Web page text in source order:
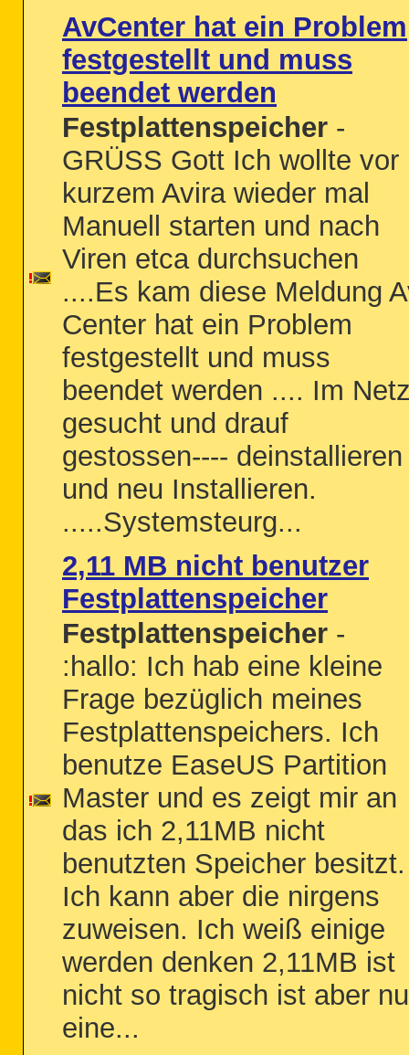
AvCenter hat ein Problem
festgestellt und muss
beendet werden
Festplattenspeicher -
GRÜSS Gott Ich wollte vor
kurzem Avira wieder mal
Manuell starten und nach
Viren etca durchsuchen
....Es kam diese Meldung
Center hat ein Problem
festgestellt und muss
beendet werden .... Im
gesucht und drauf
gestossen---- deinstallieren
und neu Installieren.
.....Systemsteurg...
2,11 MB nicht benutzer
Festplattenspeicher
Festplattenspeicher -
:hallo: Ich hab eine kleine
Frage bezüglich meines
Festplattenspeichers. Ich
benutze EaseUS Partition
Master und es zeigt mir an
das ich 2,11MB nicht
benutzten Speicher besitzt.
Ich kann aber die nirgens
zuweisen. Ich weiß einige
werden denken 2,11MB ist
nicht so tragisch ist aber
eine...